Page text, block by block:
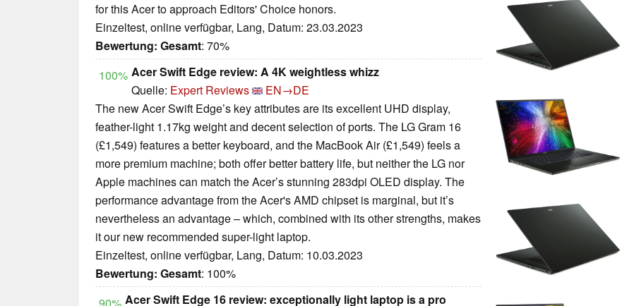
for this Acer to approach Editors' Choice honors.
Einzeltest, online verfügbar, Lang, Datum: 23.03.2023
Bewertung: Gesamt: 70%
100% Acer Swift Edge review: A 4K weightless whizz
Quelle: Expert Reviews
EN→DE
The new Acer Swift Edge’s key attributes are its excellent UHD display,
feather-light 1.17kg weight and decent selection of ports. The LG Gram 16
(£1,549) features a better keyboard, and the MacBook Air (£1,549) feels a
more premium machine; both offer better battery life, but neither the LG nor
Apple machines can match the Acer’s stunning 283dpi OLED display. The
performance advantage from the Acer's AMD chipset is marginal, but it’s
nevertheless an advantage – which, combined with its other strengths, makes
it our new recommended super-light laptop.
Einzeltest, online verfügbar, Lang, Datum: 10.03.2023
Bewertung: Gesamt: 100%
Acer Swift Edge 16 review: exceptionally light laptop is a pro